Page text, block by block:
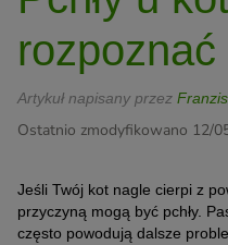
Artykuł napisany przez
Ostatnio zmodyfikowano 12/
Jeśli Twój kot nagle cierpi z
przyczyną mogą być pchły.
często powodują dalsze